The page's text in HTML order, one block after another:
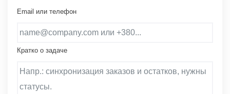
Email или телефон
Кратко о задаче